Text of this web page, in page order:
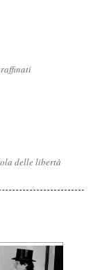
delle libertà